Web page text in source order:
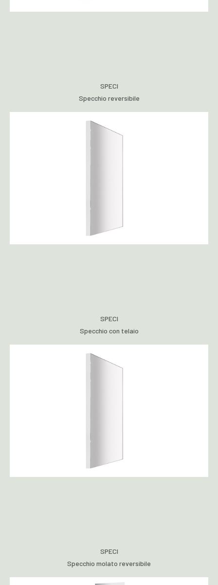
SPECI
Specchio reversibile
SPECI
Specchio con telaio
SPECI
Specchio molato reversibile